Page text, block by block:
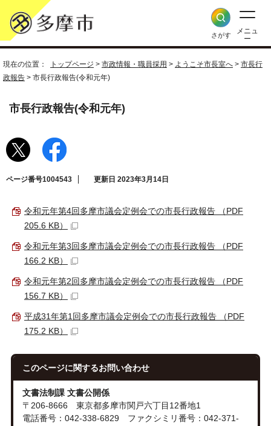
さがす
メニュ
ー
現在の位置： トップページ > 市政情報・職員採用 > ようこそ市長室へ > 市長行
政報告 > 市長行政報告(令和元年)
市長行政報告(令和元年)
ページ番号1004543 更新日 2023年3月14日
令和元年第4回多摩市議会定例会での市長行政報告 （PDF
205.6 KB）
令和元年第3回多摩市議会定例会での市長行政報告 （PDF
166.2 KB）
令和元年第2回多摩市議会定例会での市長行政報告 （PDF
156.7 KB）
平成31年第1回多摩市議会定例会での市長行政報告 （PDF
175.2 KB）
このページに関するお問い合わせ
文書法制課 文書公開係
〒206-8666 東京都多摩市関戸六丁目12番地1
電話番号：042-338-6829 ファクシミリ番号：042-371-